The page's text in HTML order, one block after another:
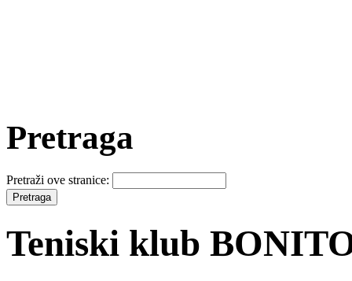
Pretraga
Pretraži ove stranice:
Teniski klub